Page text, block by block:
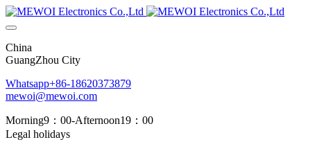
China
GuangZhou City
Whatsapp+86-18620373879
mewoi@mewoi.com
Morning9：00-Afternoon19：00
Legal holidays